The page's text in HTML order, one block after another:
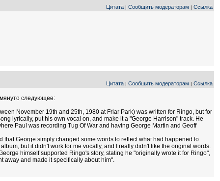
Цитата | Сообщить модераторам | Ссылка
Цитата | Сообщить модераторам | Ссылка
следующее:
November 19th and 25th, 1980 at Friar Park) was written for Ringo, but for
lyrically, put his own vocal on, and make it a "George Harrison" track. He
Paul was recording Tug Of War and having George Martin and Geoff
George simply changed some words to reflect what had happened to
but it didn't work for me vocally, and I really didn't like the original words.
himself supported Ringo's story, stating he "originally wrote it for Ringo",
away and made it specifically about him".